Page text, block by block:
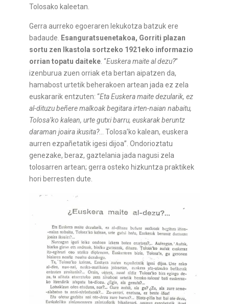
Tolosako kaleetan.
Gerra aurreko egoeraren lekukotza batzuk ere
badaude. Esanguratsuenetakoa, Gorriti plazan
sortu zen Ikastola sortzeko 1921eko informazio
orrian topatu daiteke. “Euskera maite al dezu?”
izenburua zuen orriak eta bertan aipatzen da,
hamabost urtetik beherakoen artean jada ez zela
euskararik entzuten: “Eta Euskera maite dezularik, ez
al-dituzu beñere malkoak begitara irten-naian nabaitu,
Tolosa’ko kalean, urte gutxi barru, euskarak beruntz
daraman joaira ikusita?… Tolosa’ko kalean, euskera
aurren ezpañetatik igesi dijoa”. Ondorioztatu
genezake, beraz, gaztelania jada nagusi zela
tolosarren artean; gerra osteko hizkuntza praktikek
hori berresten dute.